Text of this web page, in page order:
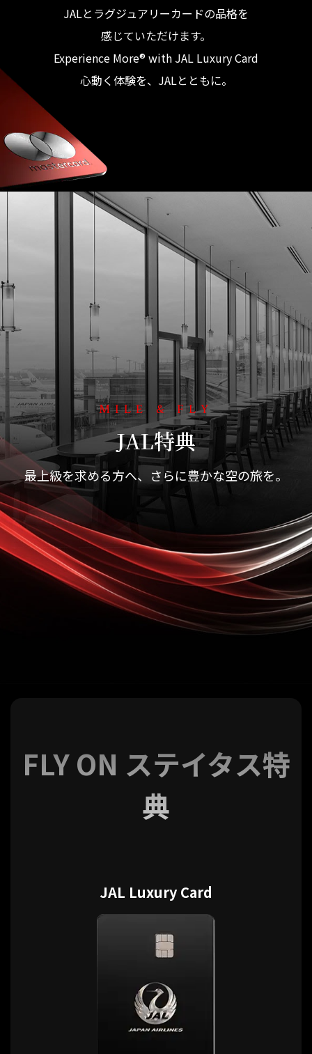
JALとラグジュアリーカードの品格を
感じていただけます。
Experience More® with JAL Luxury Card
心動く体験を、JALとともに。
MILE & FLY
JAL特典
最上級を求める方へ、さらに豊かな空の旅を。
FLY ON ステイタス特
典
JAL Luxury Card